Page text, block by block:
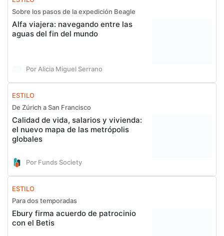
Sobre los pasos de la expedición Beagle
Alfa viajera: navegando entre las
aguas del fin del mundo
Por Alicia Miguel Serrano
ESTILO
De Zúrich a San Francisco
Calidad de vida, salarios y vivienda:
el nuevo mapa de las metrópolis
globales
Por Funds Society
ESTILO
Para dos temporadas
Ebury firma acuerdo de patrocinio
con el Betis